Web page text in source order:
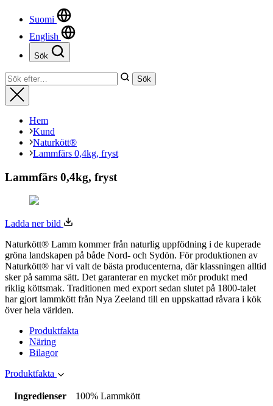
Suomi
English
Sök
Stäng
Sök
efter:
Sök
Stäng
Hem
Kund
Naturkött®
Lammfärs 0,4kg, fryst
Lammfärs 0,4kg, fryst
Ladda ner bild
Naturkött® Lamm kommer från naturlig uppfödning i de kuperade
gröna landskapen på både Nord- och Sydön. För produktionen av
Naturkött® har vi valt de bästa producenterna, där klassningen alltid
sker på samma sätt. Det garanterar en mycket mör produkt med
riklig köttsmak. Traditionen med export sedan slutet på 1800-talet
har gjort lammkött från Nya Zeeland till en uppskattad råvara i kök
över hela världen.
Produktfakta
Näring
Bilagor
Produktfakta
Ingredienser 100% Lammkött
uppbyggnad,
baserat på
hur hemsidan
används.
Upplevelse
För att vår
hemsida ska
prestera så
bra som
möjligt
under ditt
besök. Om
här kakorna
funktionalitet
från
Marknadsföring
Genom att dela
med dig av dina
intressen och ditt
surfar ökar du
chansen att få se
personligt
och erbjudanden.